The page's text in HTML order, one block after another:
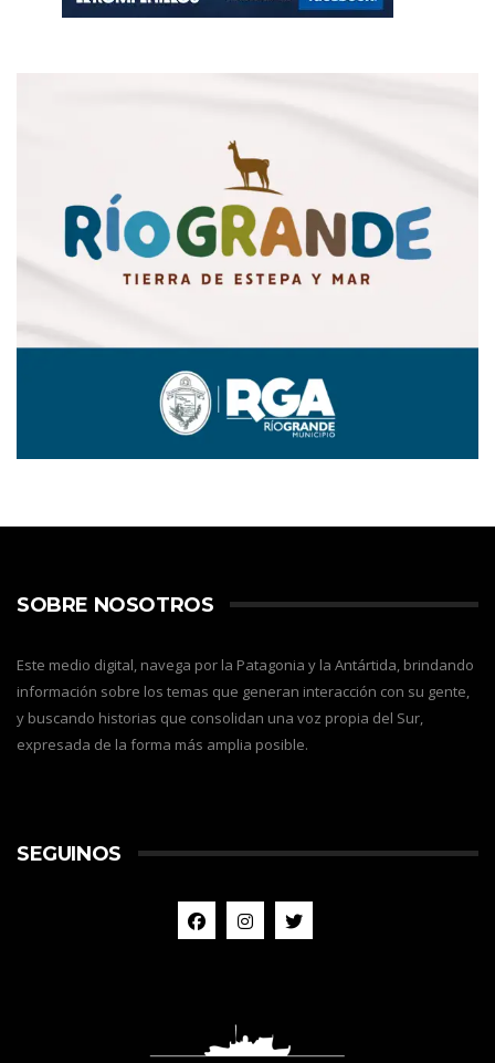
SOBRE NOSOTROS
Este medio digital, navega por la Patagonia y la Antártida, brindando
información sobre los temas que generan interacción con su gente,
y buscando historias que consolidan una voz propia del Sur,
expresada de la forma más amplia posible.
SEGUINOS